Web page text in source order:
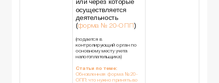
или через которые
осуществляется
деятельность
(форма № 20-ОПП)
(подается в
контролирующий орган по
основному месту учета
налогоплательщика)
Статьи по теме:
Обновленная форма № 20-
ОПП: что нужно принять во